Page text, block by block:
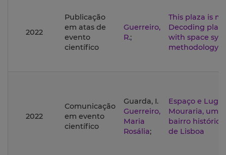
2022
Publicação
em atas de
evento
científico
Guerreiro,
R.;
This plaza is
Decoding
with space
methodology
2022
Comunicação
em evento
científico
Guarda, I.
Guerreiro,
Maria
Rosália;
Espaço e
Mouraria, um
bairro histórico
de Lisboa